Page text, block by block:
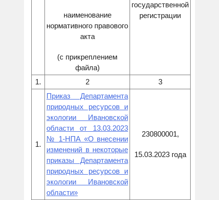
наименование
нормативного правового
акта
(с прикреплением
файла)
государственной
регистрации
1. 2 3
1.
Приказ Департамента
природных ресурсов и
экологии Ивановской
области от 13.03.2023
№ 1-НПА «О внесении
изменений в некоторые
приказы Департамента
природных ресурсов и
экологии Ивановской
области»
230800001,
15.03.2023 года